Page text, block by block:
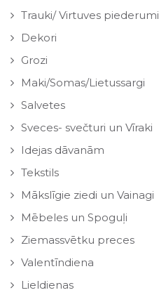
Trauki/ Virtuves piederumi
Dekori
Grozi
Maki/Somas/Lietussargi
Salvetes
Sveces- svečturi un Vīraki
Idejas dāvanām
Tekstils
Mākslīgie ziedi un Vainagi
Mēbeles un Spoguļi
Ziemassvētku preces
Valentīndiena
Lieldienas